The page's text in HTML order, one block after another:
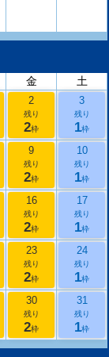
金 土
2
残り
2枠
3
残り
1枠
9
残り
2枠
10
残り
1枠
16
残り
2枠
17
残り
1枠
23
残り
2枠
24
残り
1枠
30
残り
2枠
31
残り
1枠